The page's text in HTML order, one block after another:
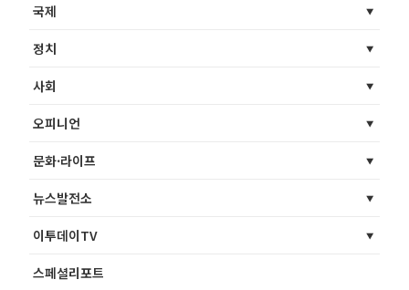
국제
정치
사회
오피니언
문화·라이프
뉴스발전소
이투데이TV
스페셜리포트